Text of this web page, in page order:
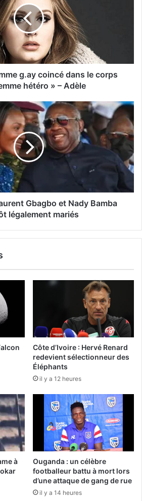
g.ay coincé dans le corps
hétéro » – Adèle
Gbagbo et Nady Bamba
légalement mariés
Côte d’Ivoire : Hervé Renard
redevient sélectionneur des
Éléphants
il y a 12 heures
à
Ouganda : un célèbre
footballeur battu à mort lors
d’une attaque de gang de rue
il y a 14 heures